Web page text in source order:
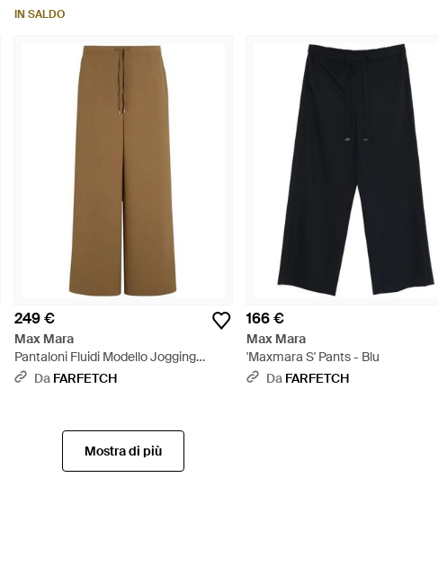
IN SALDO
249 €
Max Mara
Pantaloni Fluidi Modello Jogging
Mstcorone - Neutro
Da FARFETCH
166 €
Max Mara
'Maxmara S' Pants - Blu
Da FARFETCH
Mostra di più